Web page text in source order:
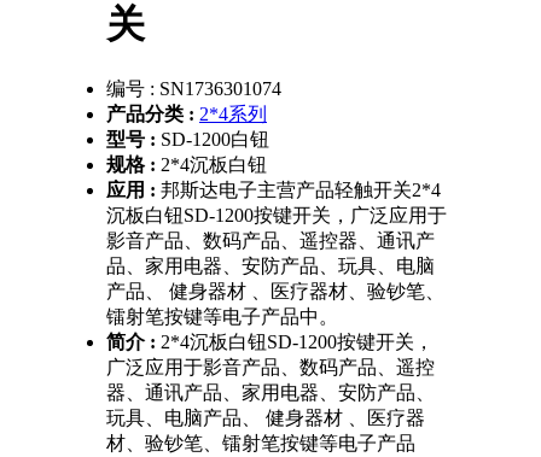
关
编号 : SN1736301074
产品分类 : 2*4系列
型号 : SD-1200白钮
规格 : 2*4沉板白钮
应用 : 邦斯达电子主营产品轻触开关2*4
沉板白钮SD-1200按键开关，广泛应用于
影音产品、数码产品、遥控器、通讯产
品、家用电器、安防产品、玩具、电脑
产品、 健身器材 、医疗器材、验钞笔、
镭射笔按键等电子产品中。
简介 : 2*4沉板白钮SD-1200按键开关，
广泛应用于影音产品、数码产品、遥控
器、通讯产品、家用电器、安防产品、
玩具、电脑产品、 健身器材 、医疗器
材、验钞笔、镭射笔按键等电子产品